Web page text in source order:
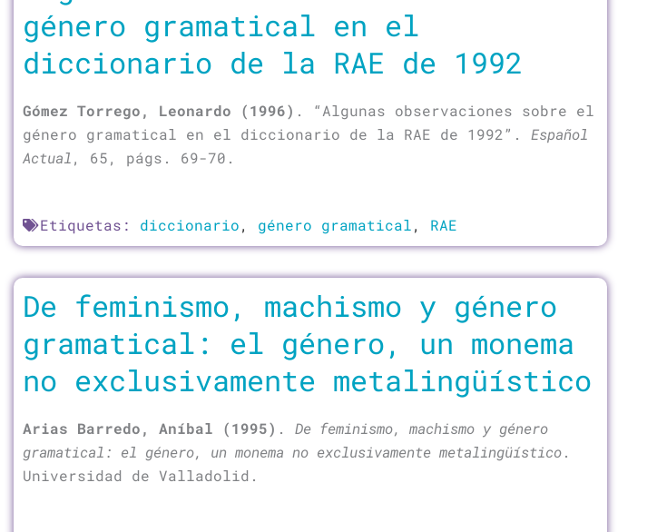
género gramatical en el
diccionario de la RAE de 1992
Gómez Torrego, Leonardo (1996) . “Algunas observaciones sobre el
género gramatical en el diccionario de la RAE de 1992”. Español
Actual, 65, págs. 69-70.
Etiquetas: diccionario, género gramatical, RAE
De feminismo, machismo y género
gramatical: el género, un monema
no exclusivamente metalingüístico
Arias Barredo, Aníbal (1995) . De feminismo, machismo y género
gramatical: el género, un monema no exclusivamente metalingüístico.
Universidad de Valladolid.